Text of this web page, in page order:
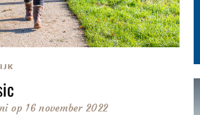
op 16 november 2022